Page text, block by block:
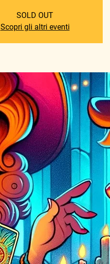
SOLD OUT
Scopri gli altri eventi